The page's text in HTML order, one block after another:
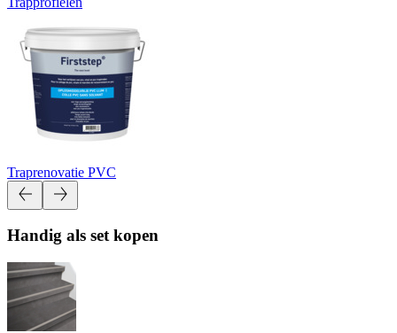
Traprenovatie PVC
Handig als set kopen